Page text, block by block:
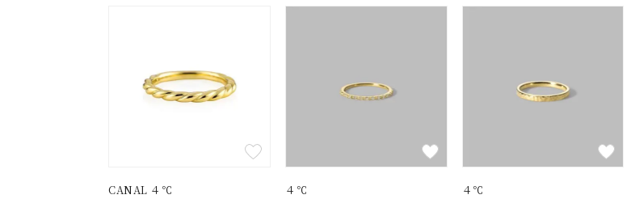
CANAL ４℃
４℃ ４℃